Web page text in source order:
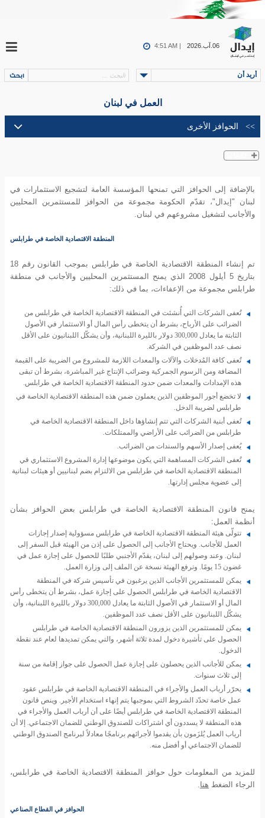
06.آب.2026 4:51 AM |
أريد أن
العمل في لبنان
بالإضافة إلى الحوافز التي تمنحها المؤسسة العامة لتشجيع الاستثمارات في
لبنان "إيدال"، تقدّم الحكومة مجموعة من الحوافز للمستثمرين المحليين
والأجانب لتشغيل مشروعهم في لبنان.
المنطقة الاقتصادية الخاصة في طرابلس
تم إنشاء المنطقة الاقتصادية الخاصة في طرابلس بموجب القانون رقم 18
بتاريخ 5 أيلول 2008 الذي يمنح المستثمرين المحليين والأجانب في منطقة
طرابلس مجموعة من الإعفاءات، بما في ذلك:
تُعفى الشركات التي أُنشئت في المنطقة الاقتصادية الخاصة في طرابلس من
الضرائب على الأرباح، بشرط أن يتخطى رأس المال أو الاستثمار في الأصول
الثابتة ما يعادل 300,000 دولار بالليرة اللبنانية، وأن يشكّل اللبنانيون على الأقل
نصف عدد الموظفين في الشركة.
تُعفى كافة المُدخلات والآلات والمعدات اللازمة للمشروع من الضريبة على القيمة
المضافة ومن الرسوم الجمركية وضرائب الإنتاج غير المباشرة، بشرط أن تبقى
هذه الإمدادات والمعدات ضمن حدود المنطقة الاقتصادية الخاصة في طرابلس.
لا تخضع أجور الموظفين الذين يعملون ضمن هذه المنطقة الاقتصادية الخاصة في
طرابلس لضريبة الدخل.
تُعفى أبنية الشركات التي تتم إنشاؤها داخل المنطقة الاقتصادية الخاصة في
طرابلس من الضرائب على الأراضي والممتلكات.
يُعفى إصدار الأسهم والسندات من الضرائب.
تُعفى الشركات المساهمة التي يكون موضوعها إدارة المشروع الاستثماري في
المنطقة الاقتصادية الخاصة في طرابلس من الالتزام بضم لبنانيين أو هيئات لبنانية
إلى عضوية مجلس إدارتها.
يمنح قانون المنطقة الاقتصادية الخاصة في طرابلس بعض الحوافز بشأن
أنظمة العمل:
تتولّى هيئة المنطقة الاقتصادية الخاصة في طرابلس مسؤولية إصدار إجازات
العمل للأجانب. ويحتاج الأجانب إلى الحصول على إذن من الهيئة قبل السفر إلى
لبنان. وعند وصولهم إلى لبنان، يقدّم الأجنبي طلبًا للحصول على إجازة عمل في
غضون 15 يومًا. وترفع الهيئة نسخة عن الملف إلى وزارة العمل.
يمكن للمستثمرين الأجانب الذين يرغبون في تأسيس شركة في المنطقة
الاقتصادية الخاصة في طرابلس الحصول على إجازة عمل، بشرط أن يتخطى رأس
المال أو الاستثمار في الأصول الثابتة ما يعادل 300,000 دولار بالليرة اللبنانية، وأن
يشكّل اللبنانيون على الأقل نصف عدد الموظفين.
يمكن للمستثمرين الذين يزورون المنطقة الاقتصادية الخاصة في طرابلس
الحصول على تأشيرة دخول لمدة ثلاثة أشهر، والتي يمكن تمديدها لعام عند نقطة
الدخول.
يمكن للأجانب الذين يحصلون على إجازة عمل الحصول على جواز إقامة من سنة
إلى ثلاث سنوات.
يحرّر أرباب العمل والأجراء في المنطقة الاقتصادية الخاصة في طرابلس عقود
عمل خاصة تحدّد الشروط التي بموجبها يتم إنهاء استخدام الأجير. وينص قانون
المنطقة الاقتصادية الخاصة في طرابلس أيضًا على أن أرباب العمل والأجراء في
هذه المنطقة لا يسددون أي اشتراكات للصندوق الوطني للضمان الاجتماعي. إلا أن
أرباب العمل يُلزَمون بأن يقدموا لأجرائهم برنامجًا معادلاً لبرنامج الصندوق الوطني
للضمان الاجتماعي أو أفضل منه.
للمزيد من المعلومات حول حوافز المنطقة الاقتصادية الخاصة في طرابلس،
الرجاء الضغط هنا.
الحوافز في القطاع الصناعي